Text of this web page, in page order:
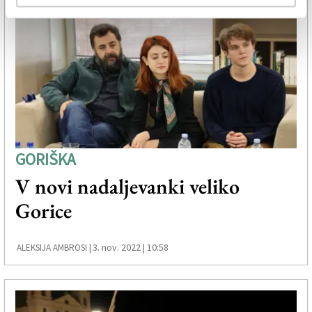
GORIŠKA
V novi nadaljevanki veliko
Gorice
ALEKSIJA AMBROSI |3. nov. 2022 | 10:58